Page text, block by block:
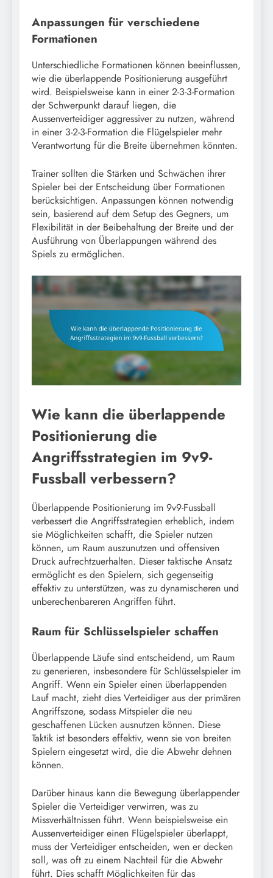
Anpassungen für verschiedene
Formationen
Unterschiedliche Formationen können beeinflussen,
wie die überlappende Positionierung ausgeführt
wird. Beispielsweise kann in einer 2-3-3-Formation
der Schwerpunkt darauf liegen, die
Aussenverteidiger aggressiver zu nutzen, während
in einer 3-2-3-Formation die Flügelspieler mehr
Verantwortung für die Breite übernehmen könnten.
Trainer sollten die Stärken und Schwächen ihrer
Spieler bei der Entscheidung über Formationen
berücksichtigen. Anpassungen können notwendig
sein, basierend auf dem Setup des Gegners, um
Flexibilität in der Beibehaltung der Breite und der
Ausführung von Überlappungen während des
Spiels zu ermöglichen.
Wie kann die überlappende
Positionierung die
Angriffsstrategien im 9v9-
Fussball verbessern?
Überlappende Positionierung im 9v9-Fussball
verbessert die Angriffsstrategien erheblich, indem
sie Möglichkeiten schafft, die Spieler nutzen
können, um Raum auszunutzen und offensiven
Druck aufrechtzuerhalten. Dieser taktische Ansatz
ermöglicht es den Spielern, sich gegenseitig
effektiv zu unterstützen, was zu dynamischeren und
unberechenbareren Angriffen führt.
Raum für Schlüsselspieler schaffen
Überlappende Läufe sind entscheidend, um Raum
zu generieren, insbesondere für Schlüsselspieler im
Angriff. Wenn ein Spieler einen überlappenden
Lauf macht, zieht dies Verteidiger aus der primären
Angriffszone, sodass Mitspieler die neu
geschaffenen Lücken ausnutzen können. Diese
Taktik ist besonders effektiv, wenn sie von breiten
Spielern eingesetzt wird, die die Abwehr dehnen
können.
Darüber hinaus kann die Bewegung überlappender
Spieler die Verteidiger verwirren, was zu
Missverhältnissen führt. Wenn beispielsweise ein
Aussenverteidiger einen Flügelspieler überlappt,
muss der Verteidiger entscheiden, wen er decken
soll, was oft zu einem Nachteil für die Abwehr
führt. Dies schafft Möglichkeiten für das